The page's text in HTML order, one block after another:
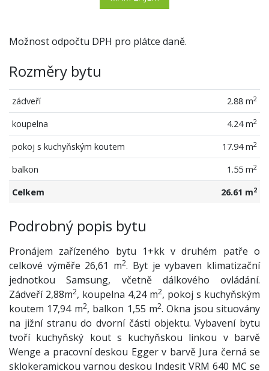
Možnost odpočtu DPH pro plátce daně.
Rozměry bytu
zádveří 2.88 m2
koupelna 4.24 m2
pokoj s kuchyňským koutem 17.94 m2
balkon 1.55 m2
Celkem 26.61 m2
Podrobný popis bytu
Pronájem zařízeného bytu 1+kk v druhém patře o
celkové výměře 26,61 m2. Byt je vybaven klimatizační
jednotkou Samsung, včetně dálkového ovládání.
Zádveří 2,88m2, koupelna 4,24 m2, pokoj s kuchyňským
koutem 17,94 m2, balkon 1,55 m2. Okna jsou situovány
na jižní stranu do dvorní části objektu. Vybavení bytu
tvoří kuchyňský kout s kuchyňskou linkou v barvě
Wenge a pracovní deskou Egger v barvě Jura černá se
sklokeramickou varnou deskou Indesit VRM 640 MC se